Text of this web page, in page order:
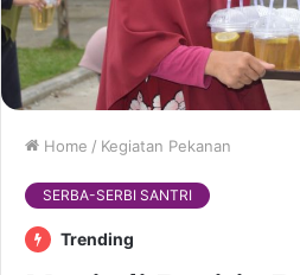
Home / Kegiatan Pekanan
SERBA-SERBI SANTRI
Trending